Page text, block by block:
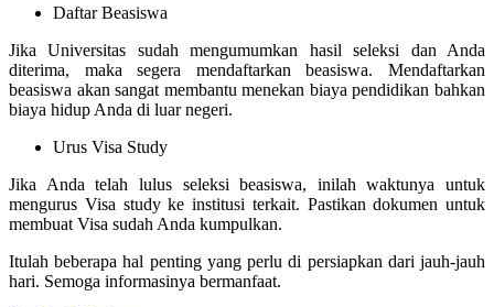
Daftar Beasiswa
Jika Universitas sudah mengumumkan hasil seleksi dan Anda
diterima, maka segera mendaftarkan beasiswa. Mendaftarkan
beasiswa akan sangat membantu menekan biaya pendidikan bahkan
biaya hidup Anda di luar negeri.
Urus Visa Study
Jika Anda telah lulus seleksi beasiswa, inilah waktunya untuk
mengurus Visa study ke institusi terkait. Pastikan dokumen untuk
membuat Visa sudah Anda kumpulkan.
Itulah beberapa hal penting yang perlu di persiapkan dari jauh-jauh
hari. Semoga informasinya bermanfaat.